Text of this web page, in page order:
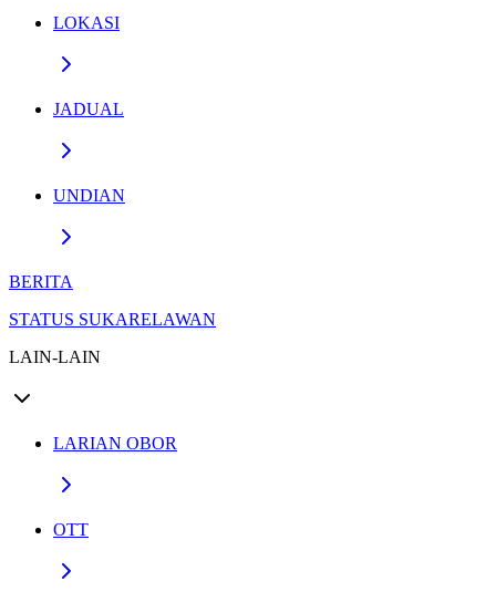
LOKASI
JADUAL
UNDIAN
BERITA
STATUS SUKARELAWAN
LAIN-LAIN
LARIAN OBOR
OTT